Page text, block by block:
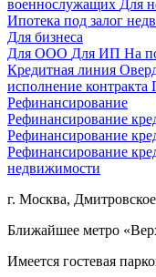
военнослужащих Для
Ипотека под залог
Для бизнеса
Для ООО Для ИП На
Кредитная линия
исполнение контракта
Рефинансирование
Рефинансирование
Рефинансирование
Рефинансирование
недвижимости
г. Москва,
Ближайшее метро
Имеется гостевая